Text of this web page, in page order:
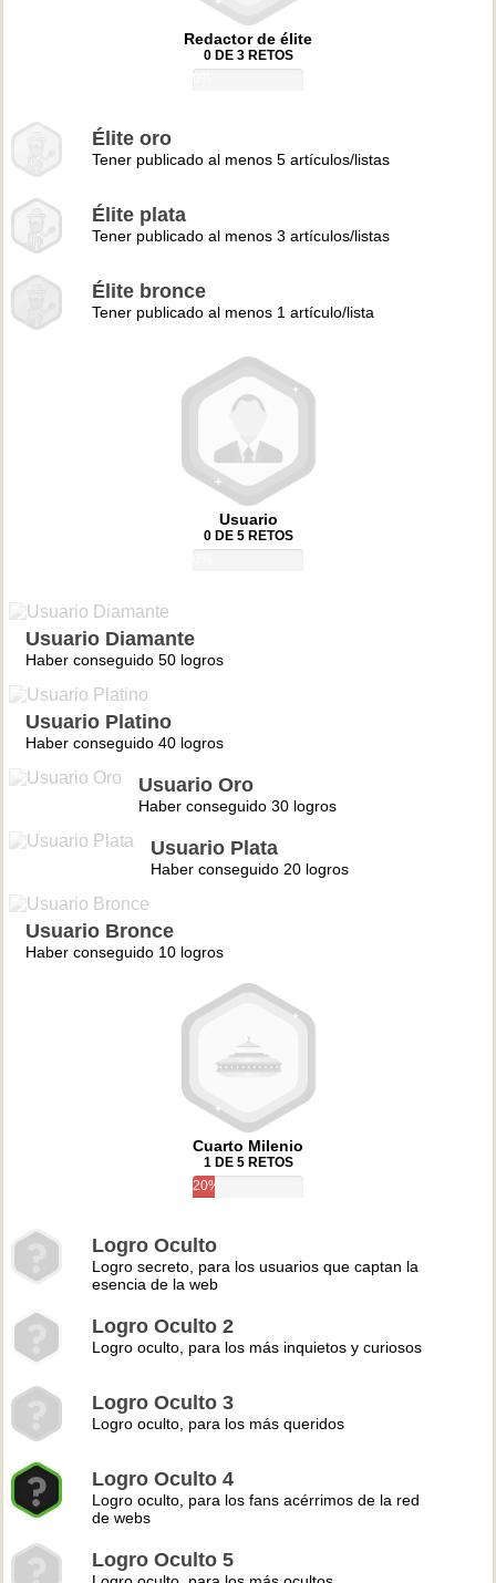
Redactor de élite
0 DE 3 RETOS
Élite oro
Tener publicado al menos 5 artículos/listas
Élite plata
Tener publicado al menos 3 artículos/listas
Élite bronce
Tener publicado al menos 1 artículo/lista
Usuario
0 DE 5 RETOS
Usuario Diamante
Haber conseguido 50 logros
Usuario Platino
Haber conseguido 40 logros
Usuario Oro
Haber conseguido 30 logros
Usuario Plata
Haber conseguido 20 logros
Usuario Bronce
Haber conseguido 10 logros
Cuarto Milenio
1 DE 5 RETOS
20%
Logro Oculto
Logro secreto, para los usuarios que captan la
esencia de la web
Logro Oculto 2
Logro oculto, para los más inquietos y curiosos
Logro Oculto 3
Logro oculto, para los más queridos
Logro Oculto 4
Logro oculto, para los fans acérrimos de la red
de webs
Logro Oculto 5